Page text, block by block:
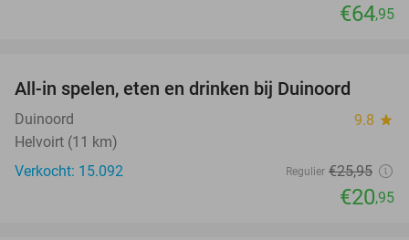
€64,95
All-in spelen, eten en drinken bij Duinoord
Duinoord 9.8 star
Helvoirt (11 km)
Verkocht: 15.092
Regulier €25,95
€20,95